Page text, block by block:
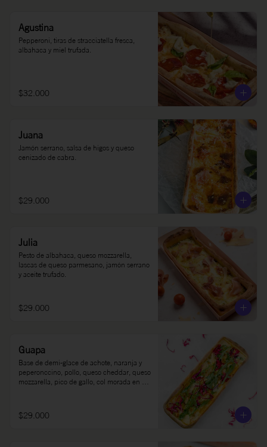
Agustina
Pepperoni, tiras de stracciatella fresca,
albahaca y miel trufada.
$32.000
Juana
Jamón serrano, salsa de higos y queso
cenizado de cabra.
$29.000
Julia
Pesto de albahaca, queso mozzarella,
lascas de queso parmesano, jamón serrano
y aceite trufado.
$29.000
Guapa
Base de demi-glace de achote, naranja y
peperonccino, pollo, queso cheddar, queso
mozzarella, pico de gallo, col morada en
$29.000